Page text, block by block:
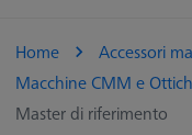
Home
Accessori
Macchine CMM e
Master di riferimento